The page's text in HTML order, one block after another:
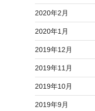
2020年2月
2020年1月
2019年12月
2019年11月
2019年10月
2019年9月